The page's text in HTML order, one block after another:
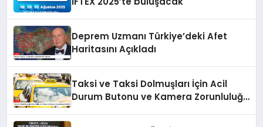
Deprem Uzmanı Türkiye’deki Afet
Haritasını Açıkladı
Taksi ve Taksi Dolmuşları İçin Acil
Durum Butonu ve Kamera Zorunluluğu